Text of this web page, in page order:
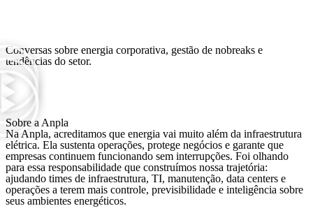
Conversas sobre energia corporativa, gestão de nobreaks e
tendências do setor.
Sobre a Anpla
Na Anpla, acreditamos que energia vai muito além da infraestrutura
elétrica. Ela sustenta operações, protege negócios e garante que
empresas continuem funcionando sem interrupções. Foi olhando
para essa responsabilidade que construímos nossa trajetória:
ajudando times de infraestrutura, TI, manutenção, data centers e
operações a terem mais controle, previsibilidade e inteligência sobre
seus ambientes energéticos.